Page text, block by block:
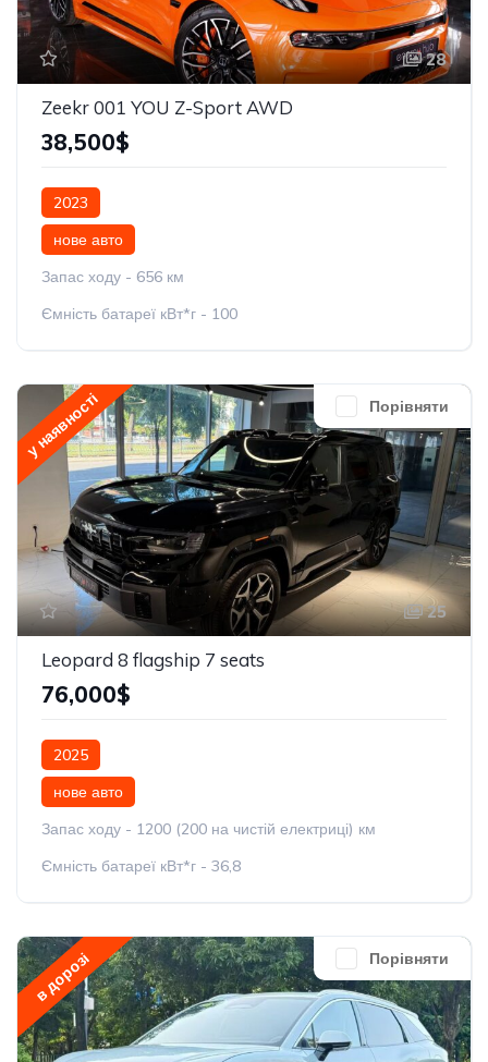
28
Zeekr 001 YOU Z-Sport AWD
38,500$
2023
нове авто
Запас ходу - 656 км
Ємність батареї кВт*г - 100
Порівняти
у наявності
25
Leopard 8 flagship 7 seats
76,000$
2025
нове авто
Запас ходу - 1200 (200 на чистій електриці) км
Ємність батареї кВт*г - 36,8
Порівняти
в дорозі